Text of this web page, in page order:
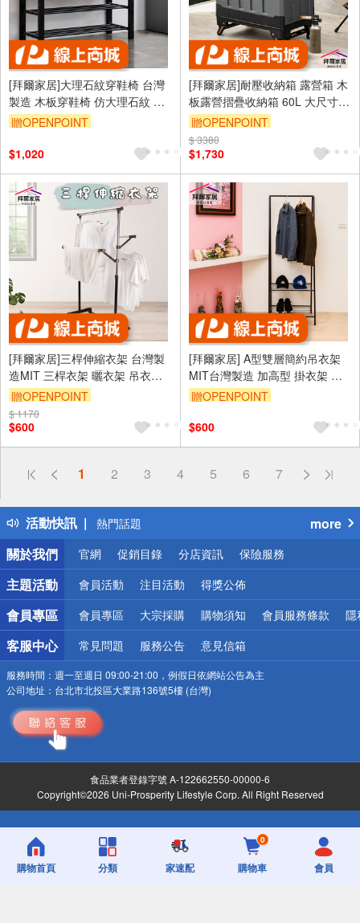
[拜爾家居]大理石紋穿鞋椅 台灣
製造 木板穿鞋椅 仿大理石紋 鞋
架 鞋櫃 置物櫃 收納櫃 收納架 玄
贈OPENPOINT
$1,020
[拜爾家居]耐壓收納箱 露營箱 木
板露營摺疊收納箱 60L 大尺寸
折疊箱 摺疊箱 裝備箱 露營收納
箱 車用整理箱 (免運)
贈OPENPOINT
$ 3380
$1,730
[拜爾家居]三桿伸縮衣架 台灣製
造MIT 三桿衣架 曬衣架 吊衣架
掛衣架 曬衣桿 吊衣桿 掛衣桿 升
降衣架 晾衣架
贈OPENPOINT
$ 1170
$600
[拜爾家居] A型雙層簡約吊衣架
MIT台灣製造 加高型 掛衣架 玄
關架 衣架 造型衣架 角落架 鞋架
贈OPENPOINT
$600
1 2 3 4 5 6 7
活動快訊
偏遠地區配送
得獎公告
熱門話題
銀行優惠
偏遠地區配送
詐騙網頁！請小心！
more
關於我們
官網 促銷目錄 分店資訊 保險服務
主題活動 會員活動 注目活動 得獎公佈
會員專區 會員專區 大宗採購 購物須知 會員服務條款 隱
客服中心 常見問題 服務公告 意見信箱
服務時間： 週一至週日 09:00-21:00，例假日依網站公告為主
公司地址： 台北市北投區大業路136號5樓 (台灣)
食品業者登錄字號 A-122662550-00000-6
Copyright©2026 Uni-Prosperity Lifestyle Corp. All Right Reserved
購物首頁 分類 家速配
0
購物車 會員